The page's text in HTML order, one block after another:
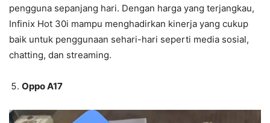
pengguna sepanjang hari. Dengan harga yang terjangkau,
Infinix Hot 30i mampu menghadirkan kinerja yang cukup
baik untuk penggunaan sehari-hari seperti media sosial,
chatting, dan streaming.
Oppo A17